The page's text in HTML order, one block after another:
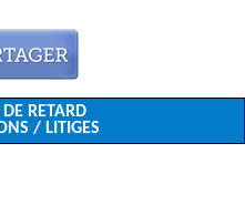
RETARD
/ LITIGES